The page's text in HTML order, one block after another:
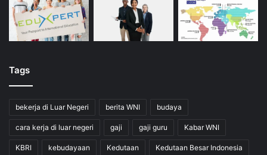
Tags
bekerja di Luar Negeri berita WNI budaya
cara kerja di luar negeri gaji gaji guru Kabar WNI
KBRI kebudayaan Kedutaan Kedutaan Besar Indonesia